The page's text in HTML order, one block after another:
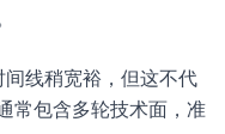
线稍宽裕，但这不代
常包含多轮技术面，准